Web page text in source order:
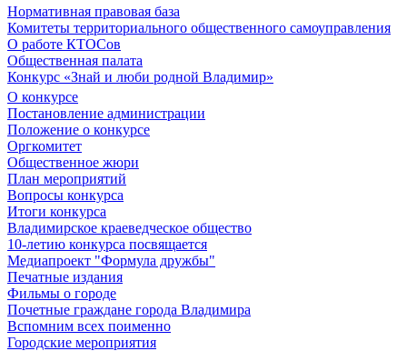
Нормативная правовая база
Комитеты территориального общественного самоуправления
О работе КТОСов
Общественная палата
Конкурс «Знай и люби родной Владимир»
О конкурсе
Постановление администрации
Положение о конкурсе
Оргкомитет
Общественное жюри
План мероприятий
Вопросы конкурса
Итоги конкурса
Владимирское краеведческое общество
10-летию конкурса посвящается
Медиапроект "Формула дружбы"
Печатные издания
Фильмы о городе
Почетные граждане города Владимира
Вспомним всех поименно
Городские мероприятия